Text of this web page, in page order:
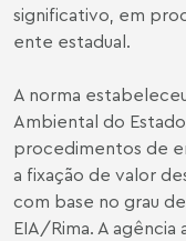
significativo, em
ente estadual.
A norma
Ambiental do
procedimentos de
a fixação de valor
com base no grau
EIA/Rima. A agência